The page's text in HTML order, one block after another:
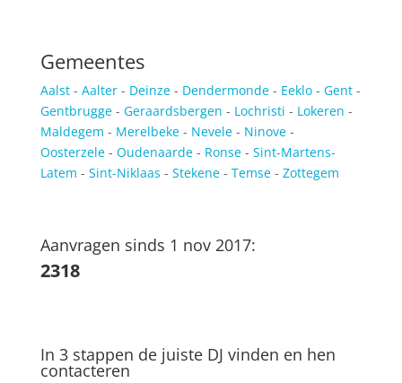
Gemeentes
Aalst- Aalter- Deinze- Dendermonde- Eeklo- Gent-
Gentbrugge- Geraardsbergen - Lochristi - Lokeren -
Maldegem - Merelbeke - Nevele- Ninove-
Oosterzele- Oudenaarde- Ronse- Sint-Martens-
Latem - Sint-Niklaas - Stekene- Temse- Zottegem
Aanvragen sinds 1 nov 2017:
2318
In 3 stappen de juiste DJ vinden en hen
contacteren